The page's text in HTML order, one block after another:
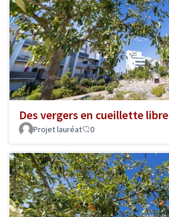
Des vergers en cueillette libre
Projet lauréat 0